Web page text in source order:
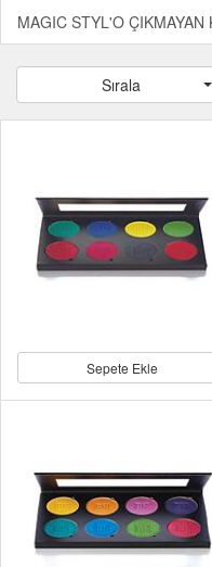
MAGIC STYL'O ÇIKMAYAN
Sırala
Sepete Ekle